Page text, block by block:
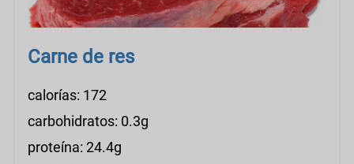
Carne de res
calorías: 172
carbohidratos: 0.3g
proteína: 24.4g